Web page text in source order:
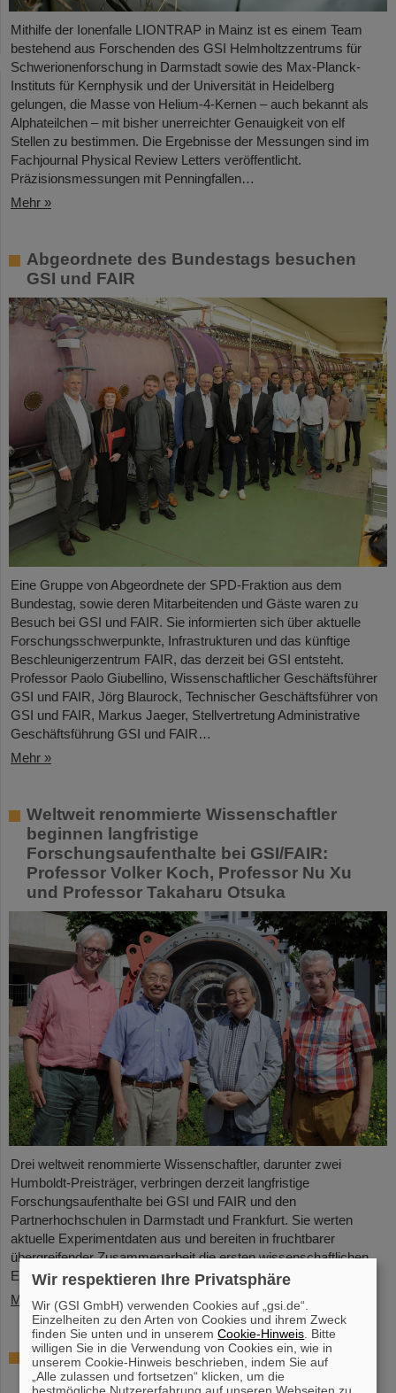
Mithilfe der Ionenfalle LIONTRAP in Mainz ist es einem Team
bestehend aus Forschenden des GSI Helmholtzzentrums für
Schwerionenforschung in Darmstadt sowie des Max-Planck-
Instituts für Kernphysik und der Universität in Heidelberg
gelungen, die Masse von Helium-4-Kernen – auch bekannt als
Alphateilchen – mit bisher unerreichter Genauigkeit von elf
Stellen zu bestimmen. Die Ergebnisse der Messungen sind im
Fachjournal Physical Review Letters veröffentlicht.
Präzisionsmessungen mit Penningfallen…
Mehr »
Abgeordnete des Bundestags besuchen
GSI und FAIR
Eine Gruppe von Abgeordnete der SPD-Fraktion aus dem
Bundestag, sowie deren Mitarbeitenden und Gäste waren zu
Besuch bei GSI und FAIR. Sie informierten sich über aktuelle
Forschungsschwerpunkte, Infrastrukturen und das künftige
Beschleunigerzentrum FAIR, das derzeit bei GSI entsteht.
Professor Paolo Giubellino, Wissenschaftlicher Geschäftsführer
GSI und FAIR, Jörg Blaurock, Technischer Geschäftsführer von
GSI und FAIR, Markus Jaeger, Stellvertretung Administrative
Geschäftsführung GSI und FAIR…
Mehr »
Weltweit renommierte Wissenschaftler
beginnen langfristige
Forschungsaufenthalte bei GSI/FAIR:
Professor Volker Koch, Professor Nu Xu
und Professor Takaharu Otsuka
Drei weltweit renommierte Wissenschaftler, darunter zwei
Humboldt-Preisträger, verbringen derzeit langfristige
Forschungsaufenthalte bei GSI und FAIR und den
Partnerhochschulen in Darmstadt und Frankfurt. Sie werten
aktuelle Experimentdaten aus und bereiten in fruchtbarer
übergreifender Zusammenarbeit die ersten wissenschaftlichen
Experimente an FAIR vor.
Mehr »
Hohe Auszeichnung für Professor Marco
Durante: Kaplan-Preis für herausragende
Wir respektieren Ihre Privatsphäre
Wir (GSI GmbH) verwenden Cookies auf „gsi.de“.
Einzelheiten zu den Arten von Cookies und ihrem Zweck
finden Sie unten und in unseremCookie-Hinweis . Bitte
willigen Sie in die Verwendung von Cookies ein, wie in
unserem Cookie-Hinweis beschrieben, indem Sie auf
„Alle zulassen und fortsetzen“ klicken, um die
bestmögliche Nutzererfahrung auf unseren Webseiten zu